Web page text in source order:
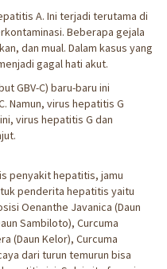
A. Ini terjadi terutama di
Beberapa gejala
dan mual. Dalam kasus yang
gagal hati akut.
GBV-C) baru-baru ini
Namun, virus hepatitis G
virus hepatitis G dan
penyakit hepatitis, jamu
penderita hepatitis yaitu
Oenanthe Javanica (Daun
Sambiloto), Curcuma
(Daun Kelor), Curcuma
dari turun temurun bisa